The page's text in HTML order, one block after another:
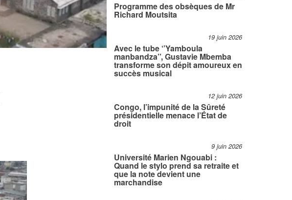
Programme des obsèques de Mr
Richard Moutsita
19 juin 2026
Avec le tube ‘’Yamboula
manbandza’’, Gustavie Mbemba
transforme son dépit amoureux en
succès musical
12 juin 2026
Congo, l’impunité de la Sûreté
présidentielle menace l’État de
droit
9 juin 2026
Université Marien Ngouabi :
Quand le stylo prend sa retraite et
que la note devient une
marchandise